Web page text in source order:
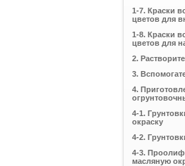
1-7. Краски
цветов для
1-8. Краски
цветов для
2.
3.
4.
4-1.
окраску
4-2.
4-3.
масляную